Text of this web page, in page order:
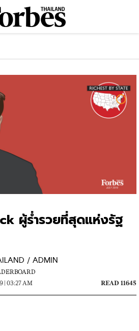
ผู้ร่ำรวยที่สุดแห่งรัฐ
/ ADMIN
| 03:27 AM
READ 11645